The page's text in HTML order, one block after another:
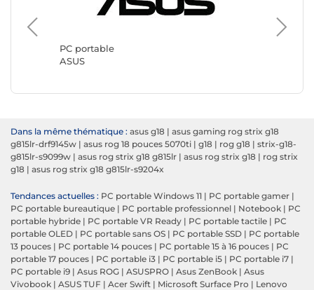
PC portable
ASUS
PC
Lenovo
Dans la même thématique : asus g18 | asus gaming rog strix g18
g815lr-drf9145w | asus rog 18 pouces 5070ti | g18 | rog g18 | strix-g18-
g815lr-s9099w | asus rog strix g18 g815lr | asus rog strix g18 | rog strix
g18 | asus rog strix g18 g815lr-s9204x
Tendances actuelles : PC portable Windows 11 | PC portable gamer |
PC portable bureautique | PC portable professionnel | Notebook | PC
portable hybride | PC portable VR Ready | PC portable tactile | PC
portable OLED | PC portable sans OS | PC portable SSD | PC portable
13 pouces | PC portable 14 pouces | PC portable 15 à 16 pouces | PC
portable 17 pouces | PC portable i3 | PC portable i5 | PC portable i7 |
PC portable i9 | Asus ROG | ASUSPRO | Asus ZenBook | Asus
Vivobook | ASUS TUF | Acer Swift | Microsoft Surface Pro | Lenovo